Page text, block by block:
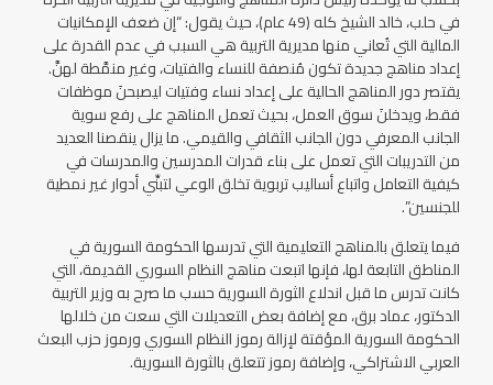
في حلب، خالد الشيخ كله (49 عام)، حيث يقول: “إن ضعف الإمكانيات
المالية التي تُعاني منها مديرية التربية هي السبب في عدم القدرة على
إعداد مناهج جديدة تكون مُنصفة للنساء والفتيات، وغير منمَّطة لهنَّ.
يقتصر دور المناهج الحالية على إعداد نساء وفتيات ليصبحنَ موظفات
فقط، ويدخلنَ سوق العمل، بحيث تعمل المناهج على رفع سوية
الجانب المعرفي دون الجانب الثقافي والقيمي. ما يزال ينقصنا العديد
من التدريبات التي تعمل على بناء قدرات المدرسين والمدرسات في
كيفية التعامل واتباع أساليب تربوية تخلق الوعي لتبنِّي أدوار غير نمطية
للجنسين”.
فيما يتعلق بالمناهج التعليمية التي تدرسها الحكومة السورية في
المناطق التابعة لها، فإنها اتبعت مناهج النظام السوري القديمة، التي
كانت تدرس ما قبل اندلاع الثورة السورية حسب ما صرح به وزير التربية
الدكتور، عماد برق، مع إضافة بعض التعديلات التي سعت من خلالها
الحكومة السورية المؤقتة لإزالة رموز النظام السوري ورموز حزب البعث
العربي الاشتراكي، وإضافة رموز تتعلق بالثورة السورية.